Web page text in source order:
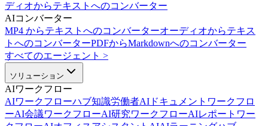
ディオからテキストへのコンバーター
AIコンバーター
MP4 からテキストへのコンバーターオーディオからテキス
トへのコンバーターPDFからMarkdownへのコンバーター
すべてのエージェント >
ソリューション
AIワークフロー
AIワークフローハブ知識労働者AI ドキュメントワークフロ
ーAI会議ワークフローAI研究ワークフローAIレポートワー